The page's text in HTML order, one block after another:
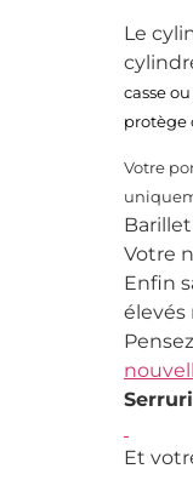
Le
casse
protège
Votre
Votre
Enfin
élevés
Et